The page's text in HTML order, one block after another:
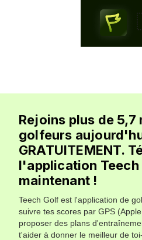
Rejoins plus de 5,7
golfeurs
GRATUITEMENT.
l'application Teech
maintenant !
Teech Golf est l'application de
suivre tes scores par GPS
proposer des plans
t'aider à donner le meilleur de